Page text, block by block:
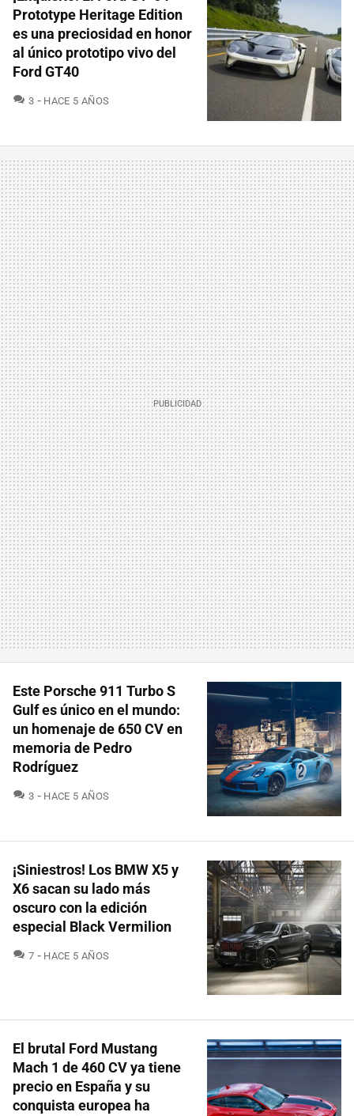
Prototype Heritage Edition
es una preciosidad en honor
al único prototipo vivo del
Ford GT40
3 COMENTARIOS
HACE 5 AÑOS
Este Porsche 911 Turbo S
Gulf es único en el mundo:
un homenaje de 650 CV en
memoria de Pedro
Rodríguez
3 COMENTARIOS
HACE 5 AÑOS
¡Siniestros! Los BMW X5 y
X6 sacan su lado más
oscuro con la edición
especial Black Vermilion
7 COMENTARIOS
HACE 5 AÑOS
El brutal Ford Mustang
Mach 1 de 460 CV ya tiene
precio en España y su
conquista europea ha